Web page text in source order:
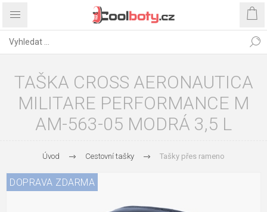
TAŠKA CROSS AERONAUTICA
MILITARE PERFORMANCE M
AM-563-05 MODRÁ 3,5 L
Úvod Cestovní tašky Tašky přes rameno
DOPRAVA ZDARMA